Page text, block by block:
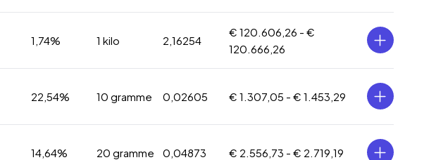
1,74% 1 kilo 2,16254
€ 120.606,26 - €
120.666,26
22,54% 10 gramme 0,02605 € 1.307,05 - € 1.453,29
14,64% 20 gramme 0,04873 € 2.556,73 - € 2.719,19